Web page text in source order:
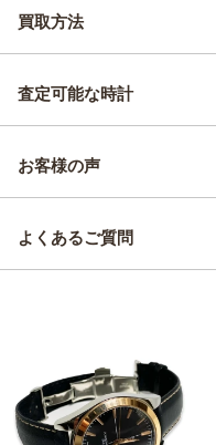
買取方法
査定可能な時計
お客様の声
よくあるご質問